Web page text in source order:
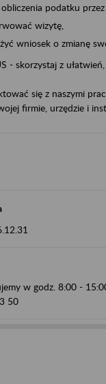
podatku przez
wizytę,
wniosek o zmianę
- skorzystaj z
się z naszymi
firmie, urzędzie i
w godz. 8:00 -
50